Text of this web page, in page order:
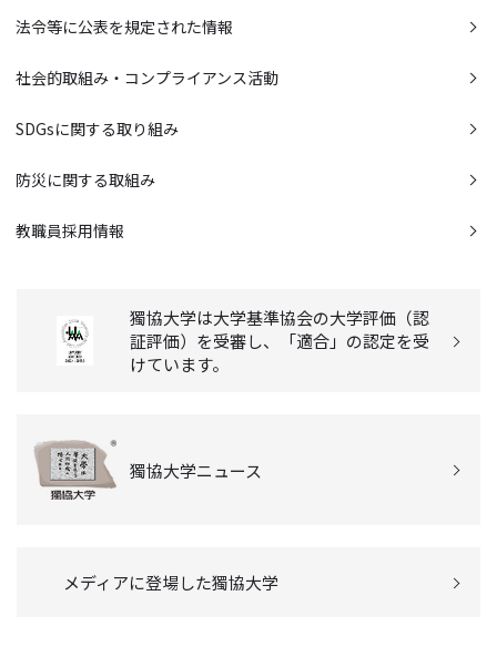
法令等に公表を規定された情報
社会的取組み・コンプライアンス活動
SDGsに関する取り組み
防災に関する取組み
教職員採用情報
獨協大学は大学基準協会の大学評価（認
証評価）を受審し、「適合」の認定を受
けています。
獨協大学ニュース
メディアに登場した獨協大学